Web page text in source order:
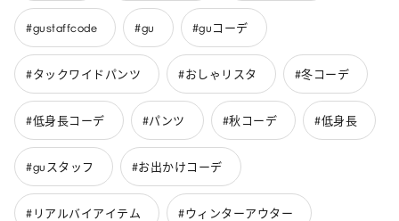
#gustaffcode #gu #guコーデ
#タックワイドパンツ #おしゃリスタ #冬コーデ
#低身長コーデ #パンツ #秋コーデ #低身長
#guスタッフ #お出かけコーデ
#リアルバイアイテム #ウィンターアウター